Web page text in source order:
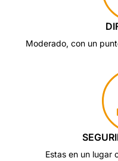
Moderado, con un
Estas en un lugar